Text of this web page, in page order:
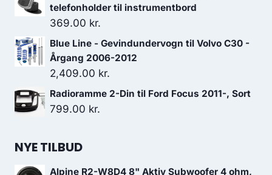
telefonholder til instrumentbord
369.00 kr.
Blue Line - Gevindundervogn til Volvo C30 -
Årgang 2006-2012
2,409.00 kr.
Radioramme 2-Din til Ford Focus 2011-, Sort
799.00 kr.
NYE TILBUD
Alpine R2-W8D4 8" Aktiv Subwoofer 4 ohm,